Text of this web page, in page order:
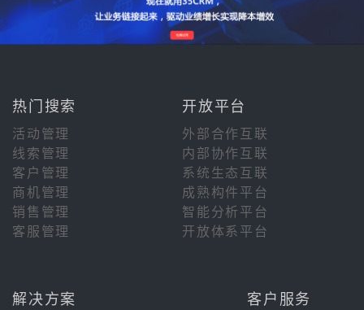
热门搜索 开放平台
活动管理
外部合作互联
线索管理
内部协作互联
客户管理
系统生态互联
商机管理
成熟构件平台
销售管理
智能分析平台
客服管理
开放体系平台
解决方案 客户服务